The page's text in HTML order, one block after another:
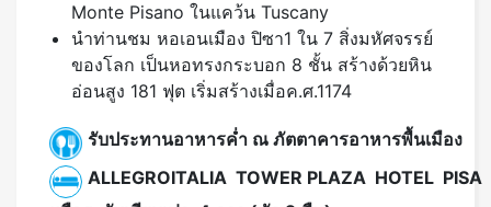
Monte Pisano ในแคว้น Tuscany
นำท่านชม หอเอนเมือง ปิซา1 ใน 7 สิ่งมหัศจรรย์
ของโลก เป็นหอทรงกระบอก 8 ชั้น สร้างด้วยหิน
อ่อนสูง 181 ฟุต เริ่มสร้างเมื่อค.ศ.1174
รับประทานอาหารค่ำ ณ ภัตตาคารอาหารพื้นเมือง
ALLEGROITALIA TOWER PLAZA HOTEL PISA